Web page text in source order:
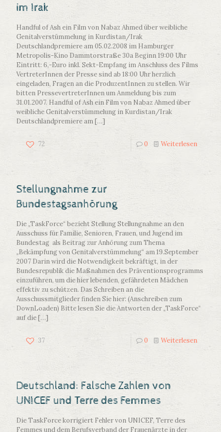
im Irak
Handful of Ash ein Film von Nabaz Ahmed über weibliche
Genitalverstümmelung in Kurdistan/Irak
Deutschlandpremiere am 05.02.2008 im Hamburger
Metropolis-Kino Dammtorstraße 30a Beginn 19:00 Uhr
Eintritt: 6,-Euro inkl. Sekt-Empfang im Anschluss des Films
VertreterInnen der Presse sind ab 18:00 Uhr herzlich
eingeladen, Fragen an die ProduzentInnen zu stellen. Wir
bitten PressevertreterInnen um Anmeldung bis zum
31.01.2007. Handful of Ash ein Film von Nabaz Ahmed über
weibliche Genitalverstümmelung in Kurdistan/Irak
Deutschlandpremiere am[…]
72 0 Weiterlesen
Stellungnahme zur
Bundestagsanhörung
Die „TaskForce“ bezieht Stellung Stellungnahme an den
Ausschuss für Familie, Senioren, Frauen, und Jugend im
Bundestag als Beitrag zur Anhörung zum Thema
„Bekämpfung von Genitalverstümmelung“ am 19.September
2007 Darin wird die Notwendigkeit bekräftigt, in der
Bundesrepublik die Maßnahmen des Präventionsprogramms
einzuführen, um die hier lebenden, gefährdeten Mädchen
effektiv zu schützen. Das Schreiben an die
Ausschussmitglieder finden Sie hier: (Anschreiben zum
DownLoaden) Bitte lesen Sie die Antworten der „TaskForce“
auf die[…]
37 0 Weiterlesen
Deutschland: Falsche Zahlen von
UNICEF und Terre des Femmes
Die TaskForce korrigiert Fehler von UNICEF, Terre des
Femmes und dem Berufsverband der Frauenärzte in der